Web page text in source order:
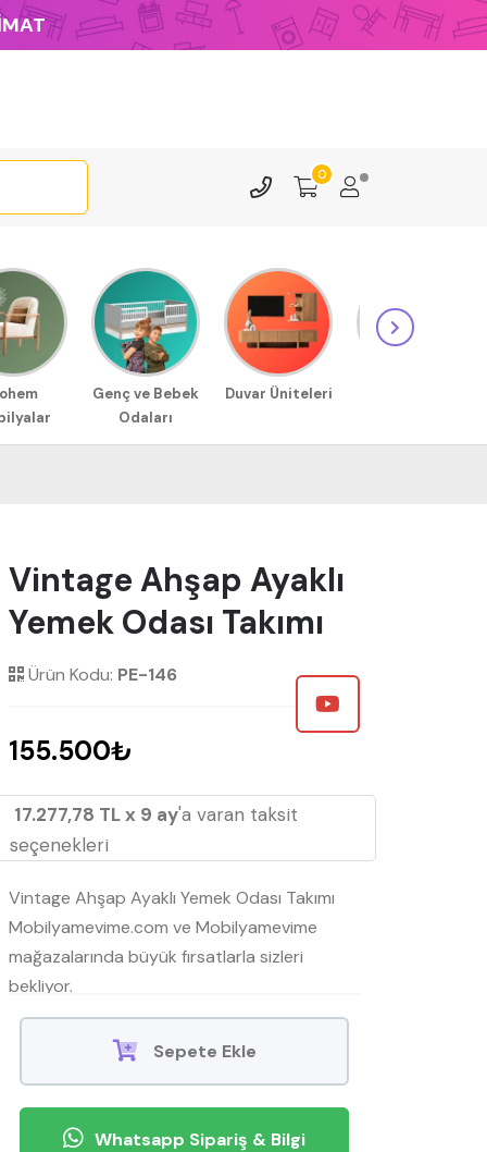
0
Genç ve Bebek
Odaları
Duvar Üniteleri
Vintage Ahşap Ayaklı
Yemek Odası Takımı
Ürün Kodu: PE-146
155.500₺
17.277,78 TL x 9 ay'a varan taksit
seçenekleri
Vintage Ahşap Ayaklı Yemek Odası Takımı
Mobilyamevime.com ve Mobilyamevime
mağazalarında büyük fırsatlarla sizleri
bekliyor.
Sepete Ekle
Whatsapp Sipariş & Bilgi